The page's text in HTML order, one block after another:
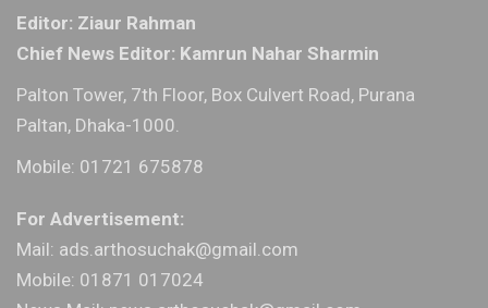
Editor: Ziaur Rahman
Chief News Editor: Kamrun Nahar Sharmin
Palton Tower, 7th Floor, Box Culvert Road, Purana
Paltan, Dhaka-1000.
Mobile: 01721 675878
For Advertisement:
Mail: ads.arthosuchak@gmail.com
Mobile: 01871 017024